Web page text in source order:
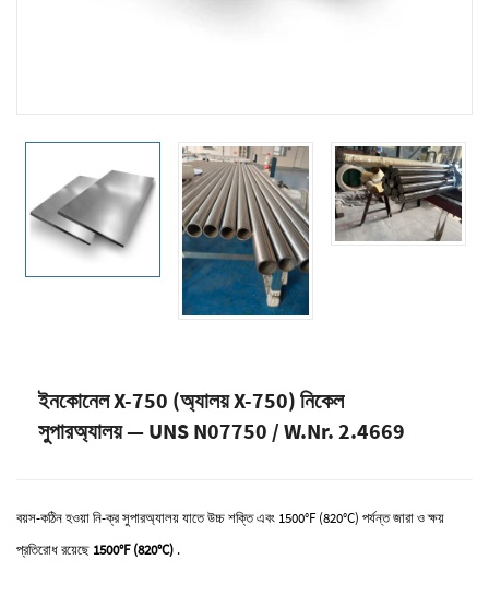
ইনকোনেল X-750 (অ্যালয় X-750) নিকেল
সুপারঅ্যালয় — UNS N07750 / W.Nr. 2.4669
বয়স-কঠিন হওয়া নি-ক্র সুপারঅ্যালয় যাতে উচ্চ শক্তি এবং 1500°F (820°C) পর্যন্ত জারা ও ক্ষয়
প্রতিরোধ রয়েছে 1500°F (820°C) .